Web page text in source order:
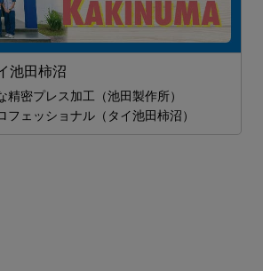
池田柿沼
精密プレス加工（池田製作所）
フェッショナル（タイ池田柿沼）